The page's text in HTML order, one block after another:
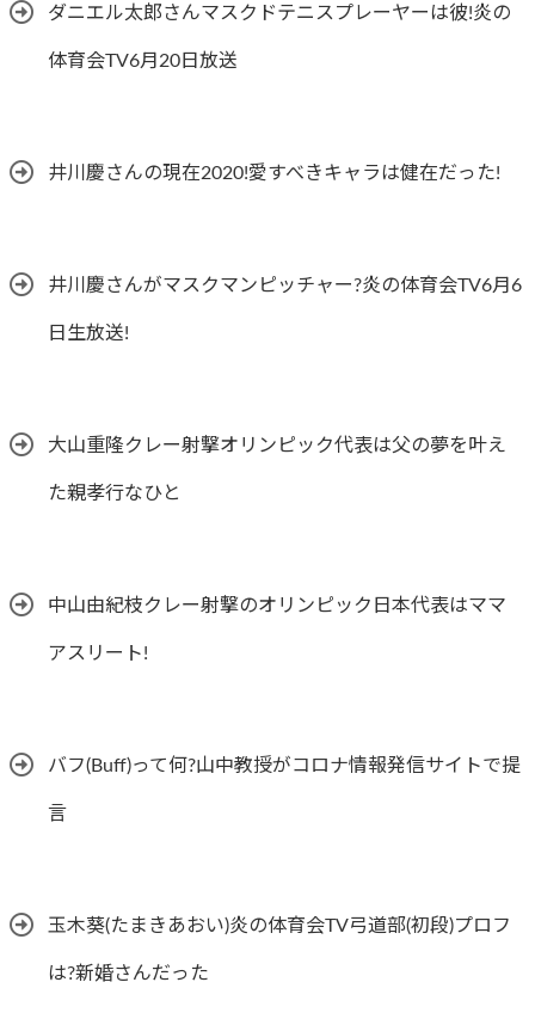
ダニエル太郎さんマスクドテニスプレーヤーは彼!炎の
体育会TV6月20日放送
井川慶さんの現在2020!愛すべきキャラは健在だった!
井川慶さんがマスクマンピッチャー?炎の体育会TV6月6
日生放送!
大山重隆クレー射撃オリンピック代表は父の夢を叶え
た親孝行なひと
中山由紀枝クレー射撃のオリンピック日本代表はママ
アスリート!
バフ(Buff)って何?山中教授がコロナ情報発信サイトで提
言
玉木葵(たまきあおい)炎の体育会TV弓道部(初段)プロフ
は?新婚さんだった